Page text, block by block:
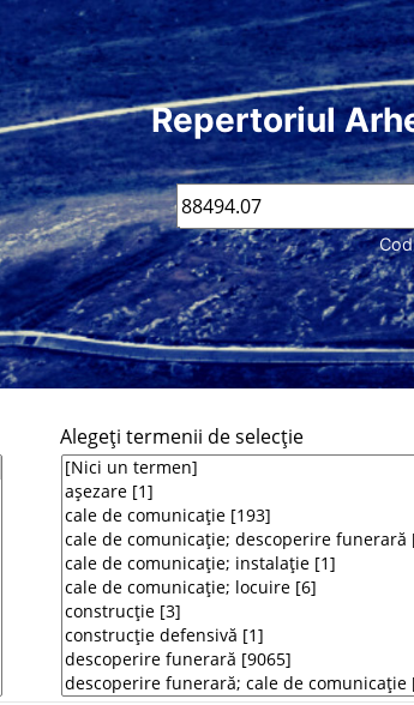
Repertoriul
Cod
Alegeţi termenii de selecţie